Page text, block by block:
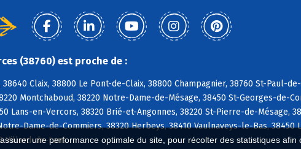
une performance optimale du site, pour récolter des statistiques
(38760) est proche de :
Claix, 38800 Le Pont-de-Claix, 38800 Champagnier, 38760 St-Paul-
Montchaboud, 38220 Notre-Dame-de-Mésage, 38450 St-Georges-de-
Lans-en-Vercors, 38320 Brié-et-Angonnes, 38220 St-Pierre-de-Mésage,
Dame-de-Commiers, 38320 Herbeys, 38410 Vaulnaveys-le-Bas, 38450
Villard-de-Lans